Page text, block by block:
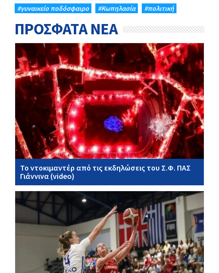
#γυναικείο ποδόσφαιρο
#Κωπηλασία #πολιτική
ΠΡΟΣΦΑΤΑ ΝΕΑ
Το ντοκιμαντέρ από τις εκδηλώσεις του Σ.Φ. ΠΑΣ
Γιάννινα (video)